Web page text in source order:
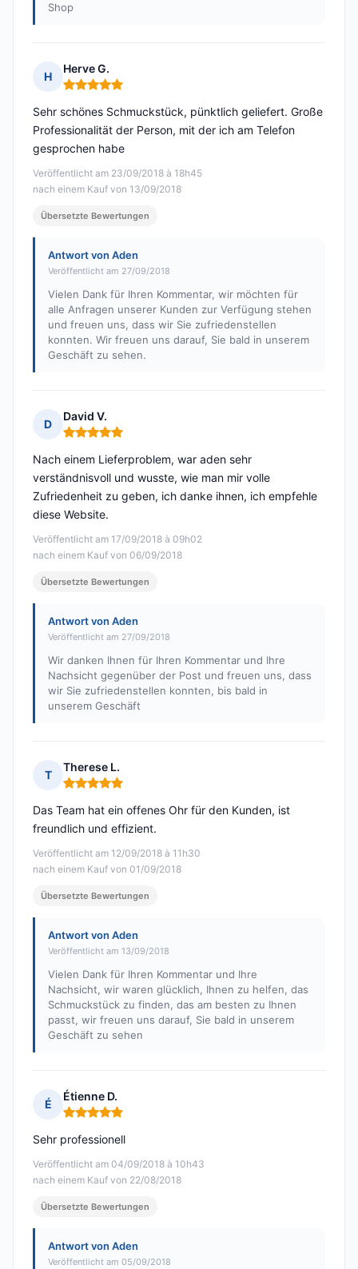
Shop
H
Herve G.
Hinweis: 5 von 5
Veröffentlicht am 23/09/2018 à 18h45
nach einem Kauf von 13/09/2018
Sehr schönes Schmuckstück, pünktlich geliefert. Große
Professionalität der Person, mit der ich am Telefon
gesprochen habe
Übersetzte Bewertungen
Antwort von Aden
Veröffentlicht am 27/09/2018
Vielen Dank für Ihren Kommentar, wir möchten für
alle Anfragen unserer Kunden zur Verfügung stehen
und freuen uns, dass wir Sie zufriedenstellen
konnten. Wir freuen uns darauf, Sie bald in unserem
Geschäft zu sehen.
D
David V.
Hinweis: 5 von 5
Veröffentlicht am 17/09/2018 à 09h02
nach einem Kauf von 06/09/2018
Nach einem Lieferproblem, war aden sehr
verständnisvoll und wusste, wie man mir volle
Zufriedenheit zu geben, ich danke ihnen, ich empfehle
diese Website.
Übersetzte Bewertungen
Antwort von Aden
Veröffentlicht am 27/09/2018
Wir danken Ihnen für Ihren Kommentar und Ihre
Nachsicht gegenüber der Post und freuen uns, dass
wir Sie zufriedenstellen konnten, bis bald in
unserem Geschäft
T
Therese L.
Hinweis: 5 von 5
Veröffentlicht am 12/09/2018 à 11h30
nach einem Kauf von 01/09/2018
Das Team hat ein offenes Ohr für den Kunden, ist
freundlich und effizient.
Übersetzte Bewertungen
Antwort von Aden
Veröffentlicht am 13/09/2018
Vielen Dank für Ihren Kommentar und Ihre
Nachsicht, wir waren glücklich, Ihnen zu helfen, das
Schmuckstück zu finden, das am besten zu Ihnen
passt, wir freuen uns darauf, Sie bald in unserem
Geschäft zu sehen
É
Étienne D.
Hinweis: 5 von 5
Veröffentlicht am 04/09/2018 à 10h43
nach einem Kauf von 22/08/2018
Sehr professionell
Übersetzte Bewertungen
Antwort von Aden
Veröffentlicht am 05/09/2018